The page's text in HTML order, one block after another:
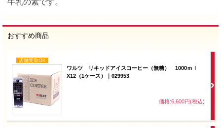
牛乳の素です。
おすすめ商品
店舗受取OK
ワルツ リキッドアイスコーヒー（無糖） 1000ｍｌ
X12（1ケース）｜029953
価格:6,600円(税込)